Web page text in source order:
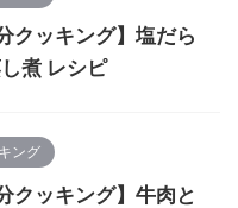
クッキング】塩だら
煮 レシピ
ング
クッキング】牛肉と